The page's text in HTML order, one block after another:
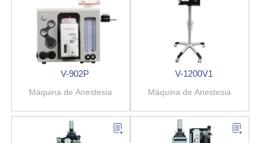
V-902P
Máquina de Anestesia
V-1200V1
Máquina de Anestesia